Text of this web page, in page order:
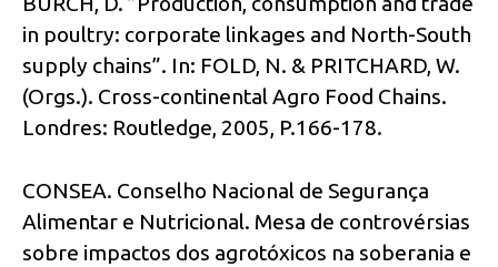
in poultry: corporate linkages and North-South
supply chains”. In: FOLD, N. & PRITCHARD, W.
(Orgs.). Cross-continental Agro Food Chains.
Londres: Routledge, 2005, P.166-178.
CONSEA. Conselho Nacional de Segurança
Alimentar e Nutricional. Mesa de controvérsias
sobre impactos dos agrotóxicos na soberania e